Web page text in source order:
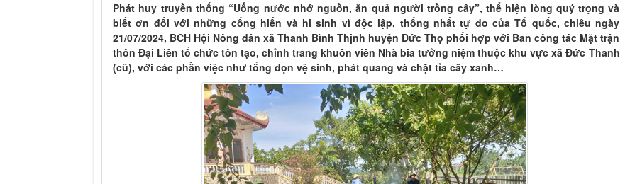
Phát huy truyền thống “Uống nước nhớ nguồn, ăn quả người trồng cây”, thể hiện lòng quý trọng và
biết ơn đối với những cống hiến và hi sinh vì độc lập, thống nhất tự do của Tổ quốc, chiều ngày
21/07/2024, BCH Hội Nông dân xã Thanh Bình Thịnh huyện Đức Thọ phối hợp với Ban công tác Mặt trận
thôn Đại Liên tổ chức tôn tạo, chỉnh trang khuôn viên Nhà bia tưởng niệm thuộc khu vực xã Đức Thanh
(cũ), với các phần việc như tổng dọn vệ sinh, phát quang và chặt tỉa cây xanh…